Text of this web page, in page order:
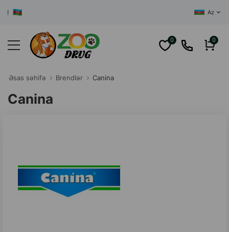
Az
0 0
Əsas səhifə Brendlər Canina
Canina